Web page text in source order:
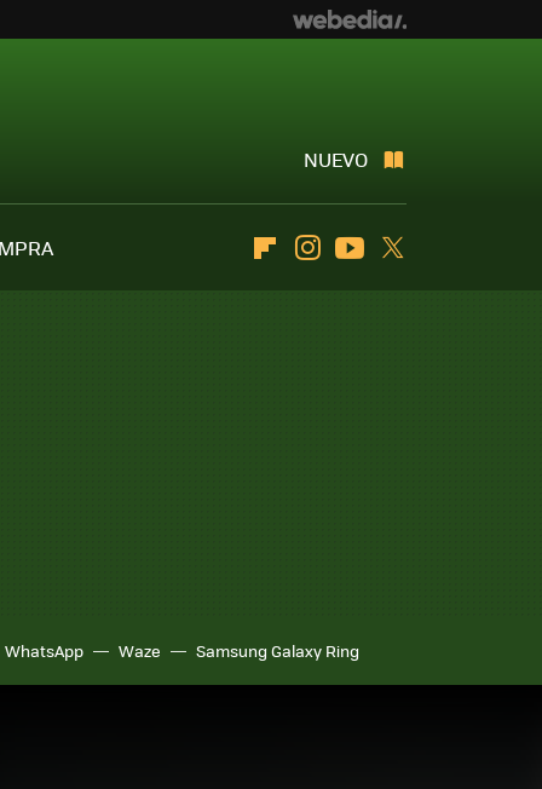
NUEVO
FlipboardInstagramYoutube
WhatsApp Waze Samsung Galaxy Ring